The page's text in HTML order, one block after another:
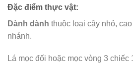
Đặc điểm thực vật:
Dành dành thuộc loại cây nhỏ,
nhánh.
Lá mọc đối hoặc mọc vòng 3 chiếc